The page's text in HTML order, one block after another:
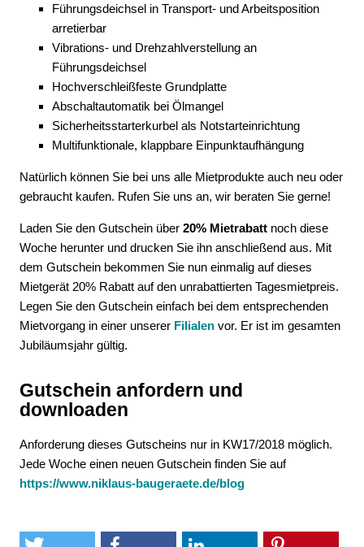
Führungsdeichsel in Transport- und Arbeitsposition
arretierbar
Vibrations- und Drehzahlverstellung an
Führungsdeichsel
Hochverschleißfeste Grundplatte
Abschaltautomatik bei Ölmangel
Sicherheitsstarterkurbel als Notstarteinrichtung
Multifunktionale, klappbare Einpunktaufhängung
Natürlich können Sie bei uns alle Mietprodukte auch neu oder
gebraucht kaufen. Rufen Sie uns an, wir beraten Sie gerne!
Laden Sie den Gutschein über 20% Mietrabatt noch diese
Woche herunter und drucken Sie ihn anschließend aus. Mit
dem Gutschein bekommen Sie nun einmalig auf dieses
Mietgerät 20% Rabatt auf den unrabattierten Tagesmietpreis.
Legen Sie den Gutschein einfach bei dem entsprechenden
Mietvorgang in einer unserer Filialen vor. Er ist im gesamten
Jubiläumsjahr gültig.
Gutschein anfordern und
downloaden
Anforderung dieses Gutscheins nur in KW17/2018 möglich.
Jede Woche einen neuen Gutschein finden Sie auf
https://www.niklaus-baugeraete.de/blog